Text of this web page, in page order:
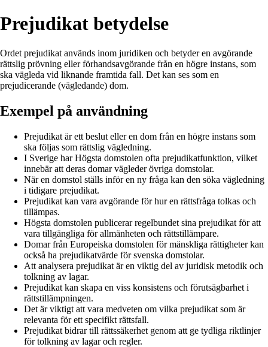
Prejudikat betydelse
Ordet prejudikat används inom juridiken och betyder en avgörande
rättslig prövning eller förhandsavgörande från en högre instans, som
ska vägleda vid liknande framtida fall. Det kan ses som en
prejudicerande (vägledande) dom.
Exempel på användning
Prejudikat är ett beslut eller en dom från en högre instans som
ska följas som rättslig vägledning.
I Sverige har Högsta domstolen ofta prejudikatfunktion, vilket
innebär att deras domar vägleder övriga domstolar.
När en domstol ställs inför en ny fråga kan den söka vägledning
i tidigare prejudikat.
Prejudikat kan vara avgörande för hur en rättsfråga tolkas och
tillämpas.
Högsta domstolen publicerar regelbundet sina prejudikat för att
vara tillgängliga för allmänheten och rättstillämpare.
Domar från Europeiska domstolen för mänskliga rättigheter kan
också ha prejudikatvärde för svenska domstolar.
Att analysera prejudikat är en viktig del av juridisk metodik och
tolkning av lagar.
Prejudikat kan skapa en viss konsistens och förutsägbarhet i
rättstillämpningen.
Det är viktigt att vara medveten om vilka prejudikat som är
relevanta för ett specifikt rättsfall.
Prejudikat bidrar till rättssäkerhet genom att ge tydliga riktlinjer
för tolkning av lagar och regler.